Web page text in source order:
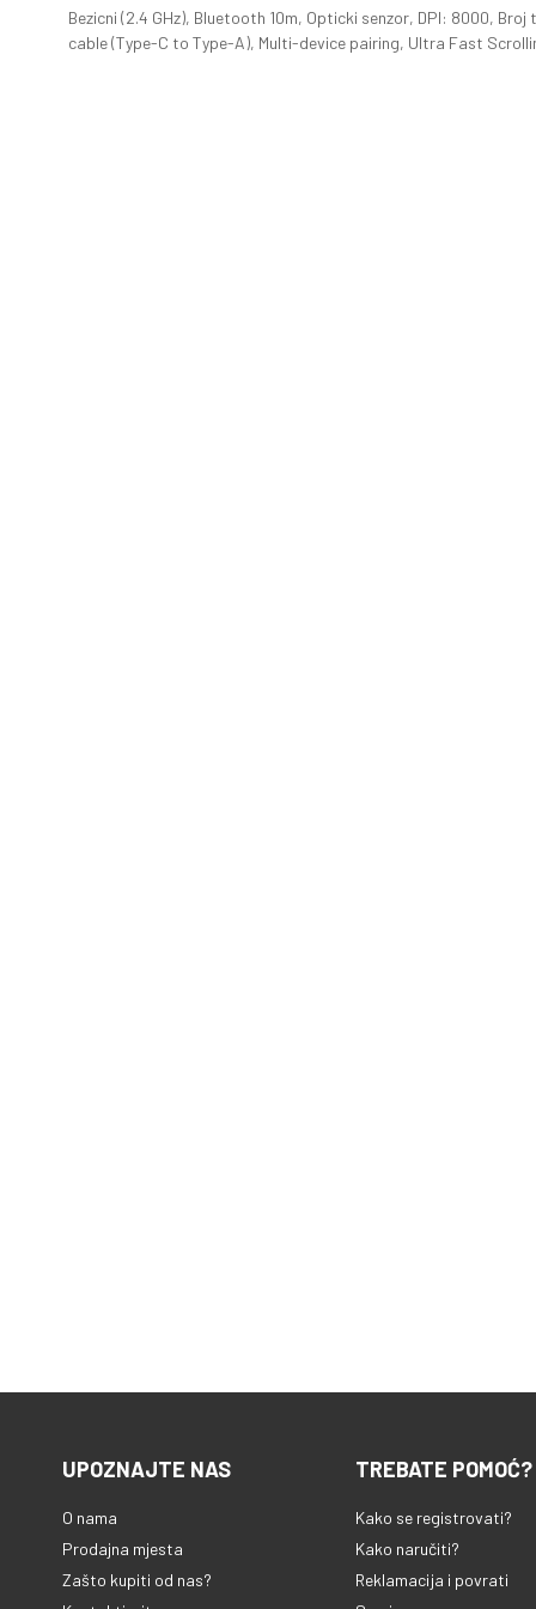
Bezicni (2.4 GHz), Bluetooth 10m, Opticki senzor, DPI: 8000, Broj
cable (Type-C to Type-A), Multi-device pairing, Ultra Fast
UPOZNAJTE NAS
O nama
Prodajna mjesta
Zašto kupiti od nas?
TREBATE POMOĆ?
Kako se registrovati?
Kako naručiti?
Reklamacija i povrati